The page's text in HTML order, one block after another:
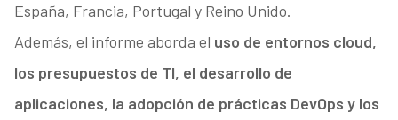
España, Francia, Portugal y Reino Unido.
Además, el informe aborda el uso de entornos cloud,
los presupuestos de TI, el desarrollo de
aplicaciones, la adopción de prácticas DevOps y los